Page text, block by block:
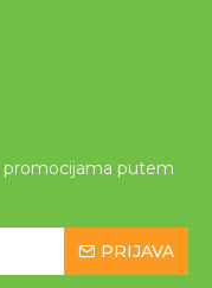
putem
PRIJAVA